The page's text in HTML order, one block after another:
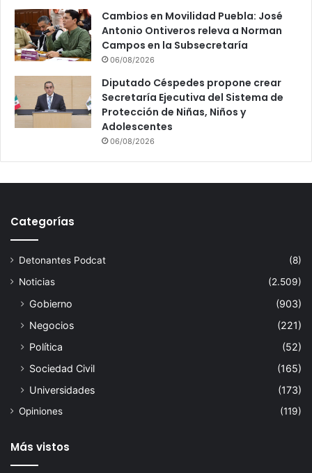
Cambios en Movilidad Puebla: José
Antonio Ontiveros releva a Norman
Campos en la Subsecretaría
06/08/2026
Diputado Céspedes propone crear
Secretaría Ejecutiva del Sistema de
Protección de Niñas, Niños y
Adolescentes
06/08/2026
Categorías
Detonantes Podcat
(8)
Noticias
(2.509)
Gobierno
(903)
Negocios
(221)
Política
(52)
Sociedad Civil
(165)
Universidades
(173)
Opiniones (119)
Más vistos